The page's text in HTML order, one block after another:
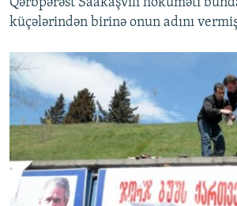
Qərbpərəst Saakaşvili hökuməti
küçələrindən birinə onun adını